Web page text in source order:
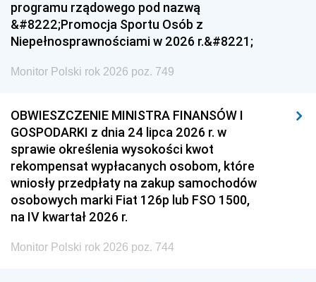
programu rządowego pod nazwą
&#8222;Promocja Sportu Osób z
Niepełnosprawnościami w 2026 r.&#8221;
Monitor Polski rok 2026 poz. 749
OBWIESZCZENIE MINISTRA FINANSÓW I
GOSPODARKI z dnia 24 lipca 2026 r. w
sprawie określenia wysokości kwot
rekompensat wypłacanych osobom, które
wniosły przedpłaty na zakup samochodów
osobowych marki Fiat 126p lub FSO 1500,
na IV kwartał 2026 r.
Monitor Polski rok 2026 poz. 744